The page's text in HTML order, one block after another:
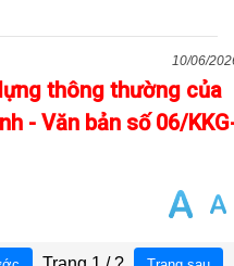
10/06/
thông thường của
- Văn bản số 06/